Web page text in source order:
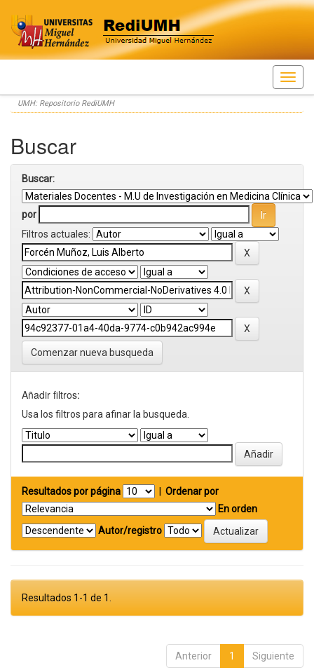
Skip
navigation
UMH: Repositorio RediUMH
Buscar
Buscar:
por
Filtros actuales:
Comenzar nueva busqueda
Añadir filtros:
Usa los filtros para afinar la busqueda.
Resultados por página
Ordenar por
En orden
Autor/registro
Resultados 1-1 de 1.
Anterior 1 Siguiente